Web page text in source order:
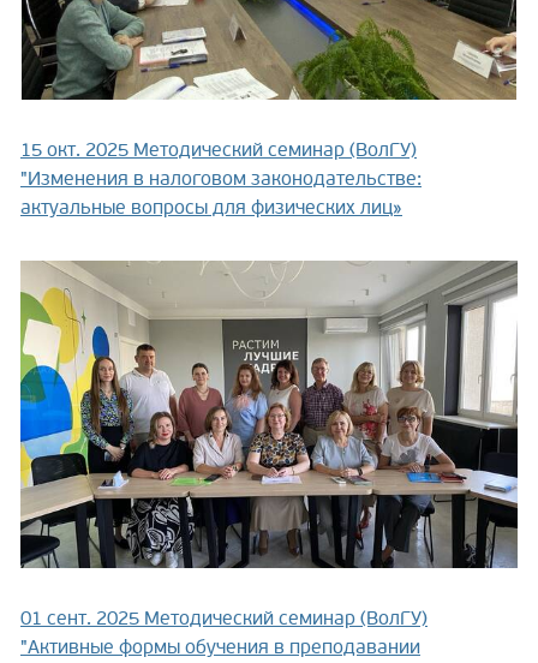
15 окт. 2025 Методический семинар (ВолГУ)
"Изменения в налоговом законодательстве:
актуальные вопросы для физических лиц»
01 сент. 2025 Методический семинар (ВолГУ)
"Активные формы обучения в преподавании